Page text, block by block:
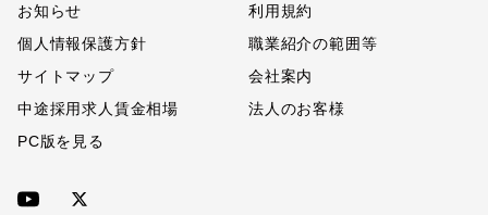
お知らせ
利用規約
個人情報保護方針
職業紹介の範囲等
サイトマップ
会社案内
中途採用求人賃金相場
法人のお客様
PC版を見る